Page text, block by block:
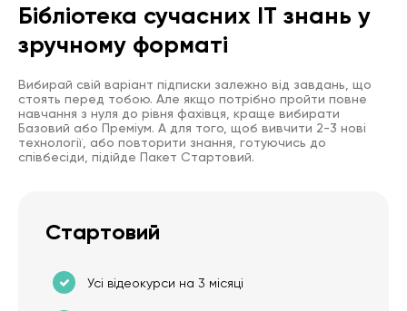
Бібліотека сучасних IT знань у
зручному форматі
Вибирай свій варіант підписки залежно від завдань, що
стоять перед тобою. Але якщо потрібно пройти повне
навчання з нуля до рівня фахівця, краще вибирати
Базовий або Преміум. А для того, щоб вивчити 2-3 нові
технології, або повторити знання, готуючись до
співбесіди, підійде Пакет Стартовий.
Стартовий
Усі відеокурси на 3 місяці